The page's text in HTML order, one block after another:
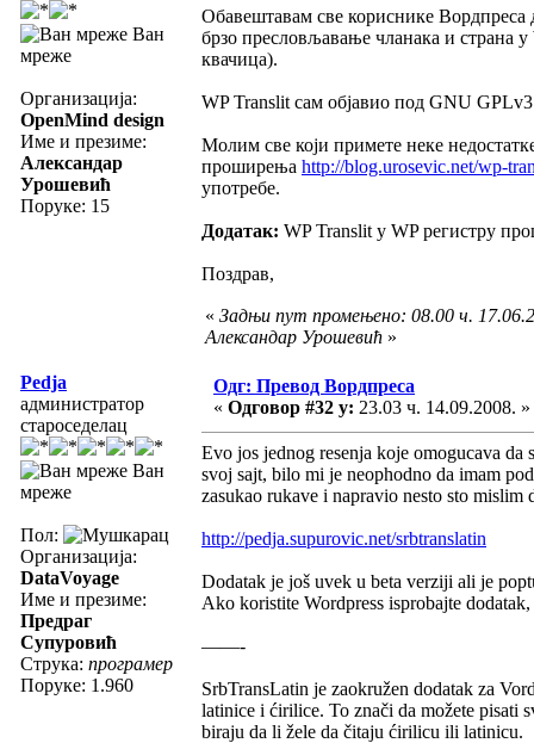
Ван
мреже
Организација:
OpenMind design
Име и презиме:
Александар
Урошевић
Поруке: 15
Обавештавам све кориснике
брзо пресловљавање чланака и страна
квачица).
WP Translit сам објавио под GNU
Молим све који примете неке
проширења http://blog.urosevic.net/wp-
употребе.
Додатак: WP Translit у WP регистру
Поздрав,
« Задњи пут промењено: 08.00 ч.
Александар Урошевић »
Pedja
администратор
староседелац
Ван
мреже
Пол:
Организација:
DataVoyage
Име и презиме:
Предраг
Супуровић
Струка: програмер
Поруке: 1.960
Одг: Превод Вордпреса
« Одговор #32 у: 23.03 ч. 14.09.2008. »
Evo jos jednog resenja koje omogucava da
svoj sajt, bilo mi je neophodno da imam
zasukao rukave i napravio nesto sto
http://pedja.supurovic.net/srbtranslatin
Dodatak je još uvek u beta verziji ali je
Ako koristite Wordpress isprobajte
——-
SrbTransLatin je zaokružen dodatak za
latinice i ćirilice. To znači da možete pisati
biraju da li žele da čitaju ćirilicu ili latinicu.